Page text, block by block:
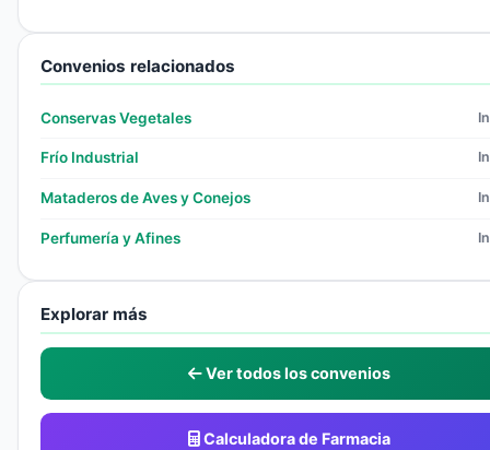
Convenios relacionados
Conservas Vegetales
Frío Industrial
Mataderos de Aves y Conejos
Perfumería y Afines
Explorar más
Ver todos los convenios
Calculadora de Farmacia